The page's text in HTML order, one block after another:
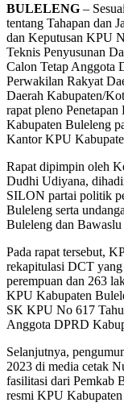
BULELENG –
tentang Tahapan dan
dan Keputusan KPU
Teknis Penyusunan
Calon Tetap Anggota
Perwakilan Rakyat
Daerah Kabupaten/
rapat pleno
Kabupaten Buleleng
Kantor KPU
Rapat dipimpin oleh
Dudhi Udiyana,
SILON partai politik
Buleleng serta
Buleleng dan
Pada rapat tersebut,
rekapitulasi DCT
perempuan dan 263
KPU Kabupaten
SK KPU No 617
Anggota DPRD
Selanjutnya,
2023 di media cetak
fasilitasi dari Pemkab
resmi KPU